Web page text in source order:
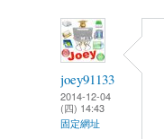
joey91133
2014-12-04
(四) 14:43
固定網址